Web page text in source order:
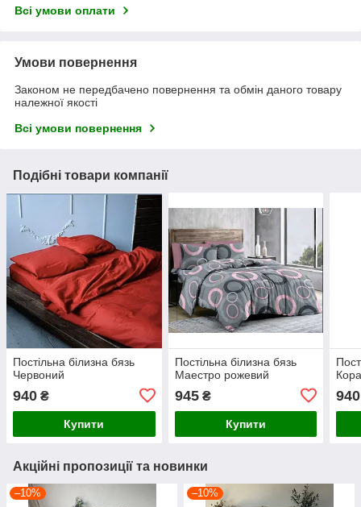
Всі умови оплати
Умови повернення
Законом не передбачено повернення та обмін даного товару
належної якості
Всі умови повернення
Подібні товари компанії
Постільна білизна бязь
Червоний
940 ₴
Купити
Постільна білизна бязь
Маестро рожевий
945₴
Купити
940
Акційні пропозиції та новинки
–10% –10%